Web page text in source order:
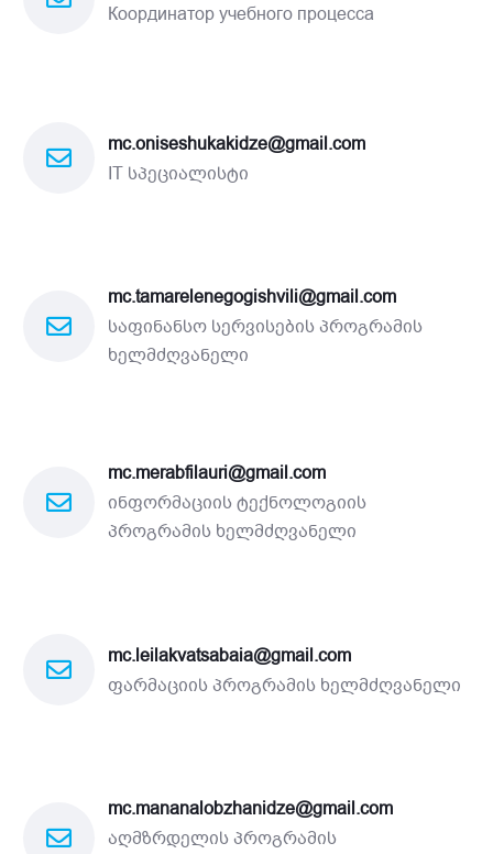
Координатор учебного процесса
mc.oniseshukakidze@gmail.com
IT სპეციალისტი
mc.tamarelenegogishvili@gmail.com
საფინანსო სერვისების პროგრამის
ხელმძღვანელი
mc.merabfilauri@gmail.com
ინფორმაციის ტექნოლოგიის
პროგრამის ხელმძღვანელი
mc.leilakvatsabaia@gmail.com
ფარმაციის პროგრამის ხელმძღვანელი
mc.mananalobzhanidze@gmail.com
აღმზრდელის პროგრამის